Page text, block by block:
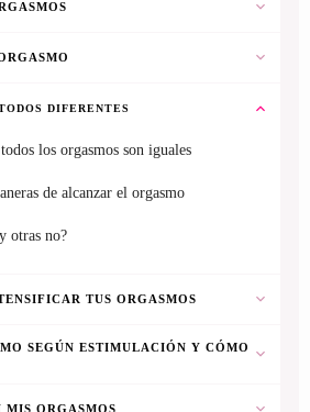
DIFERENTES
los orgasmos son iguales
de alcanzar el orgasmo
otras no?
TUS ORGASMOS
SEGÚN ESTIMULACIÓN Y CÓMO
MIS ORGASMOS